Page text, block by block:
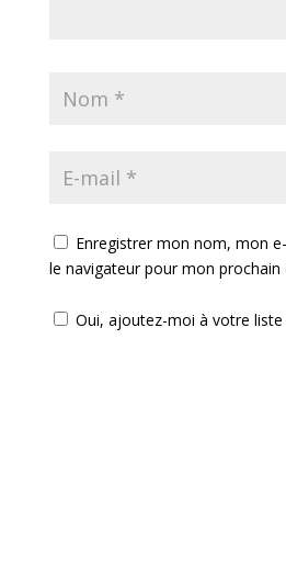
Enregistrer mon nom, mon
le navigateur pour mon prochain
Oui, ajoutez-moi à votre liste